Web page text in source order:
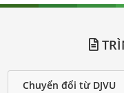
Chuyển đổi từ DJVU